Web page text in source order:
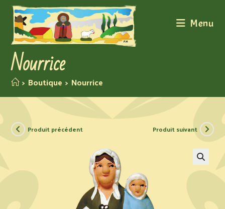
Menu
Nourrice
> Boutique > Nourrice
Produit précédent Produit suivant